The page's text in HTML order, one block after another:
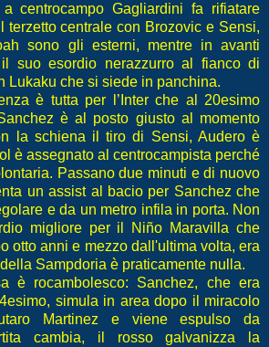
centrocampo Gagliardini fa rifiatare
terzetto centrale con Brozovic e Sensi,
sono gli esterni, mentre in avanti
suo esordio nerazzurro al fianco di
Lukaku che si siede in panchina.
è tutta per l’Inter che al 20esimo
è al posto giusto al momento
la schiena il tiro di Sensi, Audero è
è assegnato al centrocampista perché
Passano due minuti e di nuovo
un assist al bacio per Sanchez che
e da un metro infila in porta. Non
migliore per il Niño Maravilla che
otto anni e mezzo dall'ultima volta, era
Sampdoria è praticamente nulla.
è rocambolesco: Sanchez, che era
simula in area dopo il miracolo
Martinez e viene espulso da
cambia, il rosso galvanizza la